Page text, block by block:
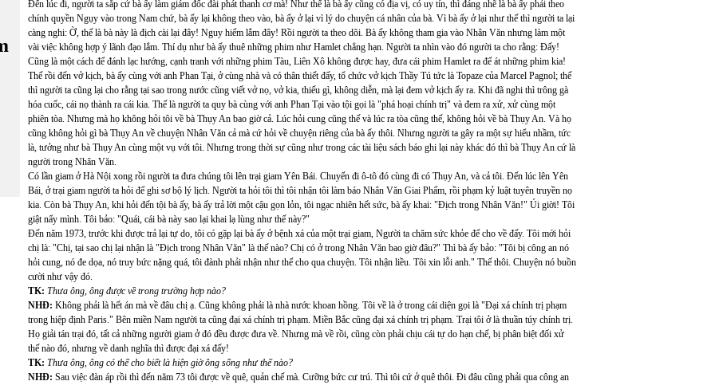
Đến lúc đi, người ta sắp cử bà ấy làm giám đốc đài phát thanh cơ mà! Như thế là bà ấy cũng có địa vị, có uy tín, thì đáng nhẽ là bà ấy phải theo
chính quyền Ngụy vào trong Nam chứ, bà ấy lại không theo vào, bà ấy ở lại vì lý do chuyện cá nhân của bà. Vì bà ấy ở lại như thế thì người ta lại
càng nghi: Ờ, thế là bà này là địch cài lại đây! Nguy hiểm lắm đây! Rồi người ta theo dõi. Bà ấy không tham gia vào Nhân Văn nhưng làm một
vài việc không hợp ý lãnh đạo lắm. Thí dụ như bà ấy thuê những phim như Hamlet chẳng hạn. Người ta nhìn vào đó người ta cho rằng: Đấy!
Cũng là một cách để đánh lạc hướng, cạnh tranh với những phim Tàu, Liên Xô không được hay, đưa cái phim Hamlet ra để át những phim kia!
Thế rồi đến vở kịch, bà ấy cùng với anh Phan Tại, ở cùng nhà và có thân thiết đấy, tổ chức vở kịch Thầy Tú tức là Topaze của Marcel Pagnol; thế
thì người ta cũng lại cho rằng tại sao trong nước cũng viết vở nọ, vở kia, thiếu gì, không diễn, mà lại đem vở kịch ấy ra. Khi đã nghi thì trông gà
hóa cuốc, cái nọ thành ra cái kia. Thế là người ta quy bà cùng với anh Phan Tại vào tội gọi là "phá hoại chính trị" và đem ra xử, xử cùng một
phiên tòa. Nhưng mà họ không hỏi tôi về bà Thụy An bao giờ cả. Lúc hỏi cung cũng thế và lúc ra tòa cũng thế, không hỏi về bà Thụy An. Và họ
cũng không hỏi gì bà Thụy An về chuyện Nhân Văn cả mà cứ hỏi về chuyện riêng của bà ấy thôi. Nhưng người ta gây ra một sự hiểu nhầm, tức
là, tưởng như bà Thụy An cùng một vụ với tôi. Nhưng trong thời sự cũng như trong các tài liệu sách báo ghi lại này khác đó thì bà Thụy An cứ là
người trong Nhân Văn.
Có lần giam ở Hà Nội xong rồi người ta đưa chúng tôi lên trại giam Yên Bái. Chuyến đi ô-tô đó cùng đi có Thụy An, và cả tôi. Đến lúc lên Yên
Bái, ở trại giam người ta hỏi để ghi sơ bộ lý lịch. Người ta hỏi tôi thì tôi nhận tôi làm báo Nhân Văn Giai Phẩm, rồi phạm kỷ luật tuyên truyền nọ
kia. Còn bà Thụy An, khi hỏi đến tội bà ấy, bà ấy trả lời một cậu gọn lỏn, tôi ngạc nhiên hết sức, bà ấy khai: "Địch trong Nhân Văn!" Úi giời! Tôi
giật nẩy mình. Tôi bảo: "Quái, cái bà này sao lại khai lạ lùng như thế này?"
Đến năm 1973, trước khi được trả lại tự do, tôi có gặp lại bà ấy ở bệnh xá của một trại giam, Người ta chăm sức khỏe để cho về đấy. Tôi mới hỏi
chị là: "Chị, tại sao chị lại nhận là "Địch trong Nhân Văn" là thế nào? Chị có ở trong Nhân Văn bao giờ đâu?" Thì bà ấy bảo: "Tôi bị công an nó
hỏi cung, nó đe dọa, nó truy bức nặng quá, tôi đành phải nhận như thế cho qua chuyện. Tôi nhận liều. Tôi xin lỗi anh." Thế thôi. Chuyện nó buồn
cười như vậy đó.
TK: Thưa ông, ông được về trong trường hợp nào?
NHĐ: Không phải là hết án mà về đâu chị ạ. Cũng không phải là nhà nước khoan hồng. Tôi về là ở trong cái diện gọi là "Đại xá chính trị phạm
trong hiệp định Paris." Bên miền Nam người ta cũng đại xá chính trị phạm. Miền Bắc cũng đại xá chính trị phạm. Trại tôi ở là thuần túy chính trị.
Họ giải tán trại đó, tất cả những người giam ở đó đều được đưa về. Nhưng mà về rồi, cũng còn phải chịu cái tự do hạn chế, bị phân biệt đối xử
thế nào đó, nhưng về danh nghĩa thì được đại xá đấy!
TK: Thưa ông, ông có thể cho biết là hiện giờ ông sống như thế nào?
NHĐ: Sau việc đàn áp rồi thì đến năm 73 tôi được về quê, quản chế mà. Cưỡng bức cư trú. Thì tôi cứ ở quê thôi. Đi đâu cũng phải qua công an